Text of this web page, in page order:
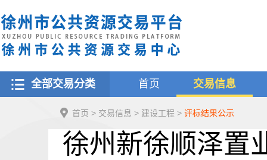
全部交易分类 首页 交易信息
首页 > 交易信息 > 建设工程 > 评标结果公示
徐州新徐顺泽置